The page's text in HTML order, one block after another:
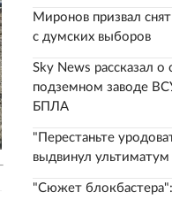
Миронов призвал
с думских выборов
Sky News рассказал о
подземном заводе
БПЛА
"Перестаньте
выдвинул
"Сюжет